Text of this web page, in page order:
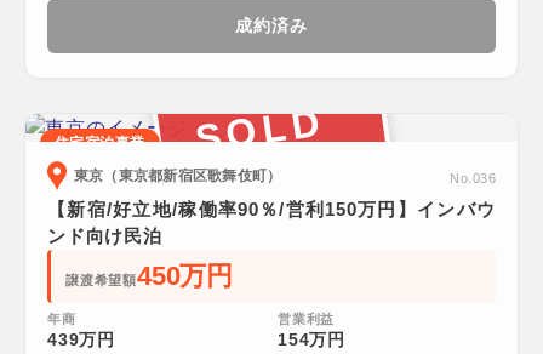
成約済み
SOLD
住宅宿泊事業
東京（東京都新宿区歌舞伎町）
No.036
【新宿/好立地/稼働率90％/営利150万円】インバウ
ンド向け民泊
譲渡希望額450万円
年商
439万円
営業利益
154万円